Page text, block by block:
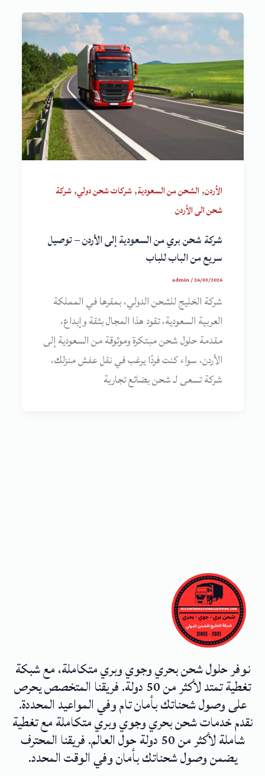
الأردن, الشحن من السعودية,شركات شحن دولي,شركة
شحن الى الأردن
شركة شحن بري من السعودية إلى الأردن – توصيل
سريع من الباب للباب
admin/26/03/2026
شركة الخليج للشحن الدولي، بمقرها في المملكة
العربية السعودية، تقود هذا المجال بثقة وإبداع،
مقدمة حلول شحن مبتكرة وموثوقة من السعودية إلى
الأردن، سواء كنت فردًا يرغب في نقل عفش منزلك،
شركة تسعى لـ شحن بضائع تجارية
نوفر حلول شحن بحري وجوي وبري متكاملة، مع شبكة
تغطية تمتد لأكثر من 50 دولة. فريقنا المتخصص يحرص
على وصول شحناتك بأمان تام وفي المواعيد المحددة.
نقدم خدمات شحن بحري وجوي وبري متكاملة مع تغطية
شاملة لأكثر من 50 دولة حول العالم. فريقنا المحترف
يضمن وصول شحناتك بأمان وفي الوقت المحدد.